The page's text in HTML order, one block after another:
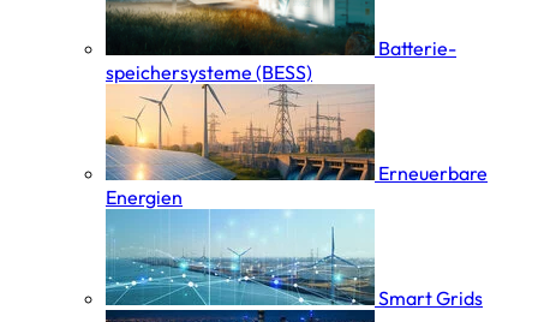
Batterie­
speicher­systeme (BESS)
Erneuerbare
Energien
Smart Grids